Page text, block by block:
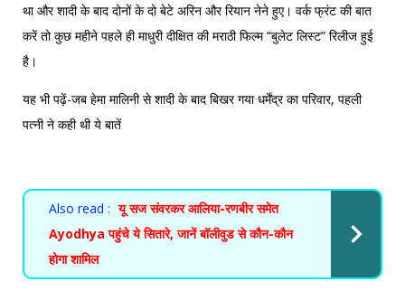
था और शादी के बाद दोनों के दो बेटे अरिन और रियान नेने हुए। वर्क फ्रंट की बात
करें तो कुछ महीने पहले ही माधुरी दीक्षित की मराठी फिल्म “बुलेट लिस्ट” रिलीज हुई
है।
यह भी पढ़ें-जब हेमा मालिनी से शादी के बाद बिखर गया धर्मेंद्र का परिवार, पहली
पत्नी ने कही थी ये बातें
Also read : यू सज संवरकर आलिया-रणबीर समेत
Ayodhya पहुंचे ये सितारे, जानें बॉलीवुड से कौन-कौन
होगा शामिल